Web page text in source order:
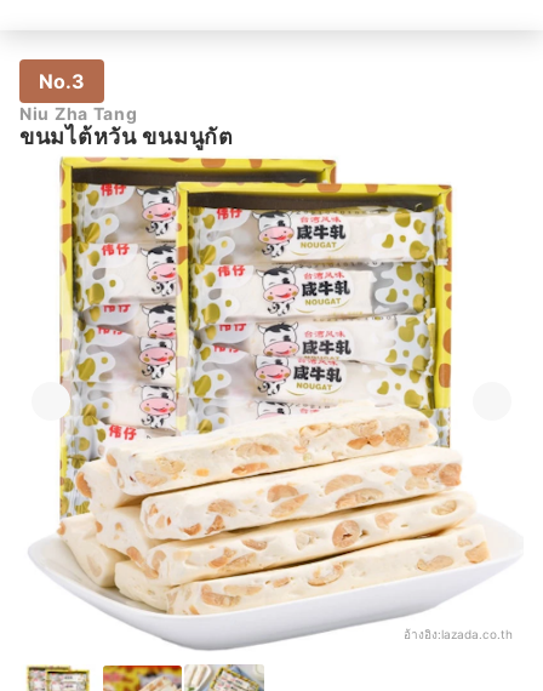
No.3
Niu Zha Tang
ขนมไต้หวัน ขนมนูกัต
อ้างอิง:lazada.co.th